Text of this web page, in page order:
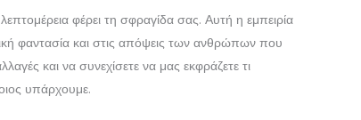
φέρει τη σφραγίδα σας. Αυτή η εμπειρία
φαντασία και στις απόψεις των ανθρώπων που
και να συνεχίσετε να μας εκφράζετε τι
υπάρχουμε.